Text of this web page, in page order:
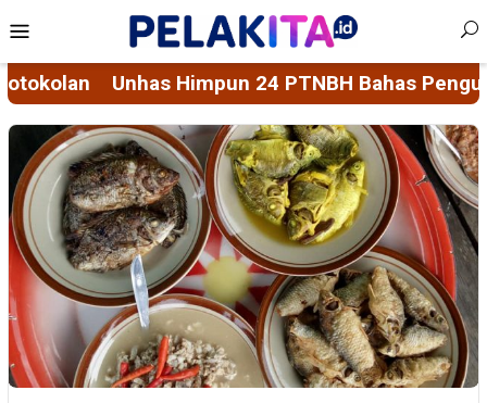
to
content
Menu
Bahas Penguatan Sistem Penjaminan